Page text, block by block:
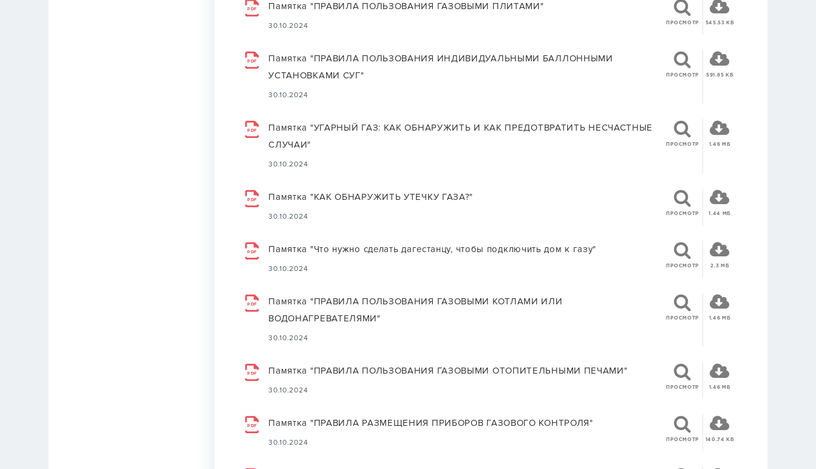
PDF Памятка "ПРАВИЛА ПОЛЬЗОВАНИЯ ГАЗОВЫМИ ПЛИТАМИ"
30.10.2024 ПРОСМОТР 545.53 КБ
PDF
Памятка "ПРАВИЛА ПОЛЬЗОВАНИЯ ИНДИВИДУАЛЬНЫМИ БАЛЛОННЫМИ
УСТАНОВКАМИ СУГ"
30.10.2024
ПРОСМОТР 591.85 КБ
PDF
Памятка "УГАРНЫЙ ГАЗ: КАК ОБНАРУЖИТЬ И КАК ПРЕДОТВРАТИТЬ НЕСЧАСТНЫЕ
СЛУЧАИ"
30.10.2024
ПРОСМОТР 1.46 МБ
PDF Памятка "КАК ОБНАРУЖИТЬ УТЕЧКУ ГАЗА?"
30.10.2024 ПРОСМОТР 1.44 МБ
PDF Памятка "Что нужно сделать дагестанцу, чтобы подключить дом к газу"
30.10.2024 ПРОСМОТР 2.3 МБ
PDF
Памятка "ПРАВИЛА ПОЛЬЗОВАНИЯ ГАЗОВЫМИ КОТЛАМИ ИЛИ
ВОДОНАГРЕВАТЕЛЯМИ"
30.10.2024
ПРОСМОТР 1.46 МБ
PDF Памятка "ПРАВИЛА ПОЛЬЗОВАНИЯ ГАЗОВЫМИ ОТОПИТЕЛЬНЫМИ ПЕЧАМИ"
30.10.2024 ПРОСМОТР 1.46 МБ
PDF Памятка "ПРАВИЛА РАЗМЕЩЕНИЯ ПРИБОРОВ ГАЗОВОГО КОНТРОЛЯ"
30.10.2024 ПРОСМОТР 140.74 КБ